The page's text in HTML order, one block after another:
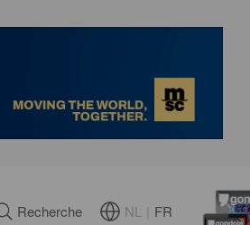
Recherche NL FR